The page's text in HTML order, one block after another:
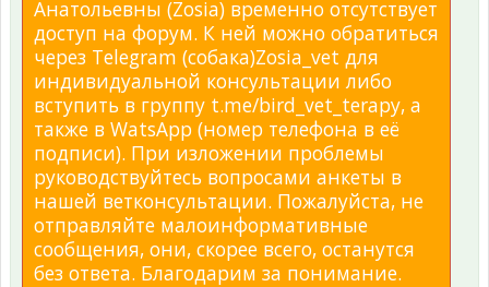
Анатольевны (Zosia) временно отсутствует
доступ на форум. К ней можно обратиться
через Telegram (собака)Zosia_vet для
индивидуальной консультации либо
вступить в группу t.me/bird_vet_terapy, а
также в WatsApp (номер телефона в её
подписи). При изложении проблемы
руководствуйтесь вопросами анкеты в
нашей ветконсультации. Пожалуйста, не
отправляйте малоинформативные
сообщения, они, скорее всего, останутся
без ответа. Благодарим за понимание.